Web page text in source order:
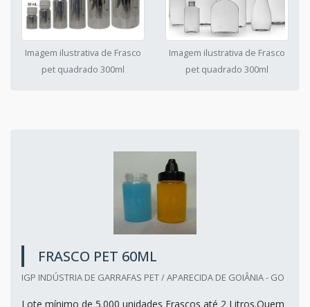
Imagem ilustrativa de Frasco
pet quadrado 300ml
Imagem ilustrativa de Frasco
pet quadrado 300ml
FRASCO PET 60ML
IGP INDÚSTRIA DE GARRAFAS PET / APARECIDA DE GOIÂNIA - GO
Lote mínimo de 5.000 unidades Frascos até 2 Litros.Quem